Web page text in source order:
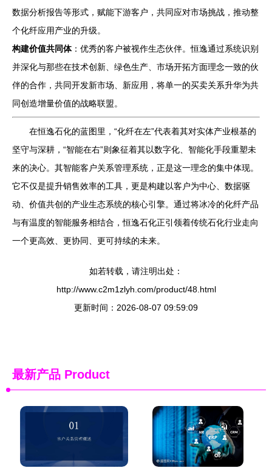
数据分析报告等形式，赋能下游客户，共同应对市场挑战，推动整
个化纤应用产业的升级。
构建价值共同体：优秀的客户被视作生态伙伴。恒逸通过系统识别
并深化与那些在技术创新、绿色生产、市场开拓方面理念一致的伙
伴的合作，共同开发新市场、新应用，将单一的买卖关系升华为共
同创造增量价值的战略联盟。
在恒逸石化的蓝图里，“化纤在左”代表着其对实体产业根基的
坚守与深耕，“智能在右”则象征着其以数字化、智能化手段重塑未
来的决心。其智能客户关系管理系统，正是这一理念的集中体现。
它不仅是提升销售效率的工具，更是构建以客户为中心、数据驱
动、价值共创的产业生态系统的核心引擎。通过将冰冷的化纤产品
与有温度的智能服务相结合，恒逸石化正引领着传统石化行业走向
一个更高效、更协同、更可持续的未来。
如若转载，请注明出处：
http://www.c2m1zlyh.com/product/48.html
更新时间：2026-08-07 09:59:09
最新产品 Product